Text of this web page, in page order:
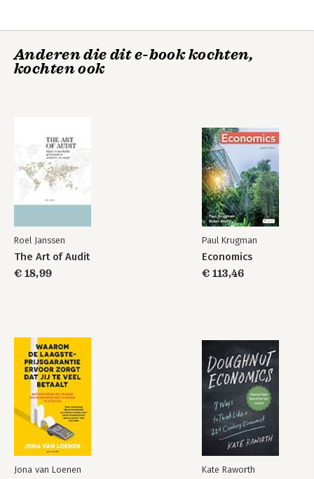
De afrekening 1968
The Art of Audit
Georganiseerde
Misdaad in de Lage
Landen 4
Bekijk alle boeken
Anderen die dit e-book kochten,
kochten ook
Roel Janssen
The Art of Audit
€ 18,99
Paul Krugman
Economics
€ 113,46
Jona van Loenen Kate Raworth